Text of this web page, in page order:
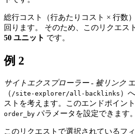
総行コスト（行あたりコスト × 行数
回ります。 そのため、このリクエス
50 ユニット です。
例 2
サイトエクスプローラー - 被リンク
（ /site-explorer/all-backlinks ）
ストを考えます。このエンドポイン
order_by パラメータを設定できます。
このリクエストで選択されているフ